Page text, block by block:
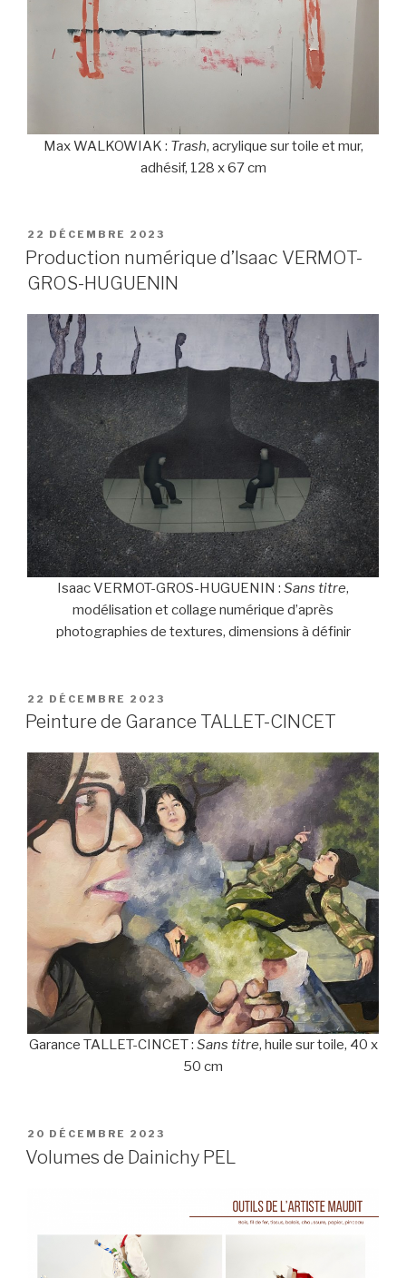
Max WALKOWIAK : Trash, acrylique sur toile et mur,
adhésif, 128 x 67 cm
PUBLIÉ
LE
22 DÉCEMBRE 2023
Production numérique d’Isaac VERMOT-
GROS-HUGUENIN
Isaac VERMOT-GROS-HUGUENIN : Sans titre,
modélisation et collage numérique d’après
photographies de textures, dimensions à définir
PUBLIÉ
LE
22 DÉCEMBRE 2023
Peinture de Garance TALLET-CINCET
Garance TALLET-CINCET : Sans titre, huile sur toile, 40 x
50 cm
PUBLIÉ
LE
20 DÉCEMBRE 2023
Volumes de Dainichy PEL